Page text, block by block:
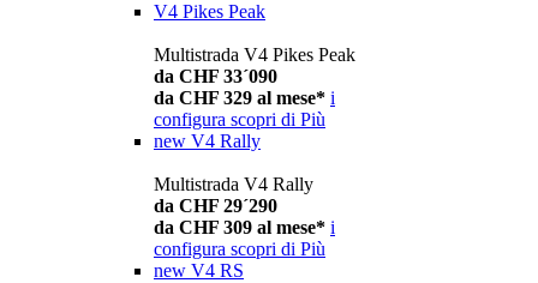
V4 Pikes Peak
Multistrada V4 Pikes Peak
da CHF 33´090
da CHF 329 al mese* i
configura scopri di Più
new V4 Rally
Multistrada V4 Rally
da CHF 29´290
da CHF 309 al mese* i
configura scopri di Più
new V4 RS